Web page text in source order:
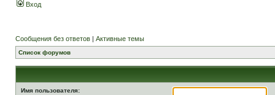
Вход
Сообщения без ответов | Активные темы
Список форумов
Имя пользователя: